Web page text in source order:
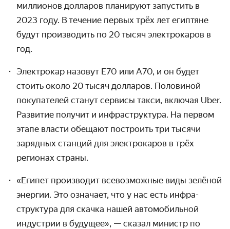
миллионов долларов планируют запустить в
2023 году. В течение первых трёх лет египтяне
будут производить по 20 тысяч электрокаров в
год.
Электрокар назовут E70 или A70, и он будет
стоить около 20 тысяч долларов. Половиной
покупателей станут сервисы такси, включая Uber.
Развитие получит и инфра­структура. На первом
этапе власти обещают построить три тысячи
зарядных станций для электрокаров в трёх
регионах страны.
«Египет производит всевозможные виды зелёной
энергии. Это означает, что у нас есть инфра­
структура для скачка нашей авто­мобильной
индустрии в будущее», — сказал министр по